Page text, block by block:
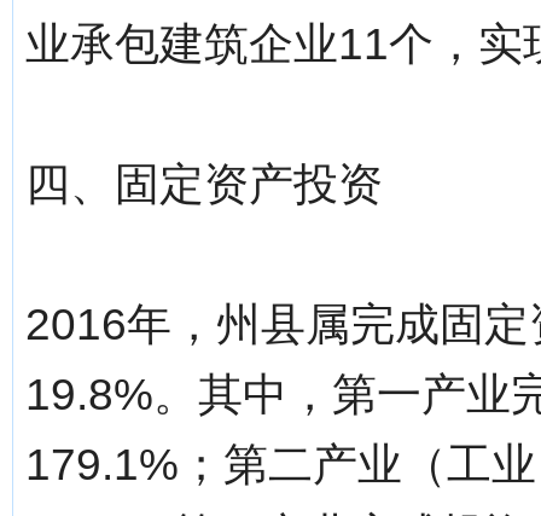
业承包建筑企业11个，
四、固定资产投资
2016年，州县属完成固
19.8%。其中，第一产业
179.1%；第二产业（工